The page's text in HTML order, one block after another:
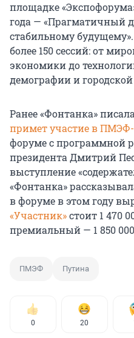
площадке
года — «Прагматичный
стабильному
более 150 сессий: от
экономики до
демографии и
Ранее «Фонтанка»
примет участие в
форуме с программной
президента Дмитрий
выступление
«Фонтанка»
в форуме в этом году
«Участник»стоит 1 470
премиальный — 1 850
ПМЭФ Путина
0 20